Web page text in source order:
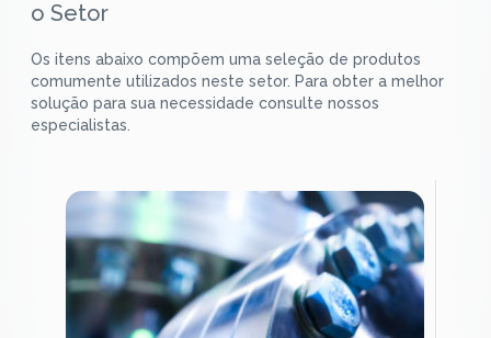
o Setor
Os itens abaixo compõem uma seleção de produtos
comumente utilizados neste setor. Para obter a melhor
solução para sua necessidade consulte nossos
especialistas.